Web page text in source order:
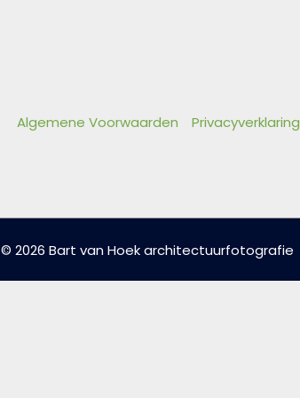
Algemene Voorwaarden Privacyverklaring
© 2026 Bart van Hoek architectuurfotografie